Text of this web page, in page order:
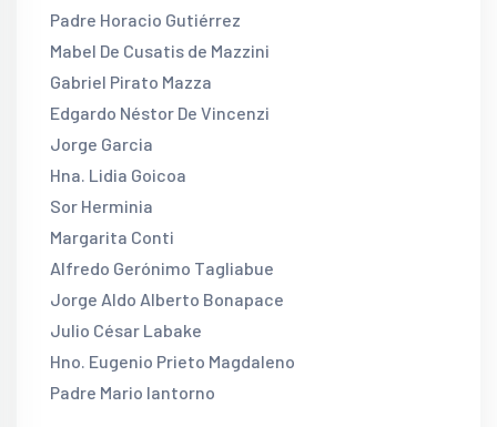
Padre Horacio Gutiérrez
Mabel De Cusatis de Mazzini
Gabriel Pirato Mazza
Edgardo Néstor De Vincenzi
Jorge Garcia
Hna. Lidia Goicoa
Sor Herminia
Margarita Conti
Alfredo Gerónimo Tagliabue
Jorge Aldo Alberto Bonapace
Julio César Labake
Hno. Eugenio Prieto Magdaleno
Padre Mario Iantorno